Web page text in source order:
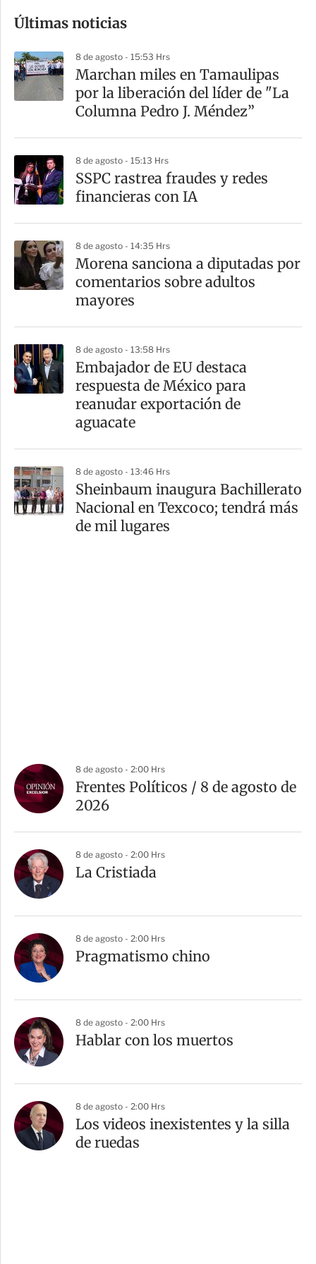
m
a
t
Últimas noticias
8 de agosto - 15:53 Hrs
Marchan miles en Tamaulipas
por la liberación del líder de "La
Columna Pedro J. Méndez”
8 de agosto - 15:13 Hrs
SSPC rastrea fraudes y redes
financieras con IA
8 de agosto - 14:35 Hrs
Morena sanciona a diputadas por
comentarios sobre adultos
mayores
8 de agosto - 13:58 Hrs
Embajador de EU destaca
respuesta de México para
reanudar exportación de
aguacate
8 de agosto - 13:46 Hrs
Sheinbaum inaugura Bachillerato
Nacional en Texcoco; tendrá más
de mil lugares
8 de agosto - 2:00 Hrs
Frentes Políticos / 8 de agosto de
2026
8 de agosto - 2:00 Hrs
La Cristiada
8 de agosto - 2:00 Hrs
Pragmatismo chino
8 de agosto - 2:00 Hrs
Hablar con los muertos
8 de agosto - 2:00 Hrs
Los videos inexistentes y la silla
de ruedas